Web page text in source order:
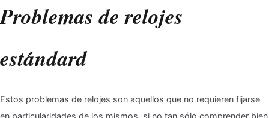
Problemas de relojes
estándard
Estos problemas de relojes son aquellos que no requieren fijarse
en particularidades de los mismos, si no tan sólo comprender bien